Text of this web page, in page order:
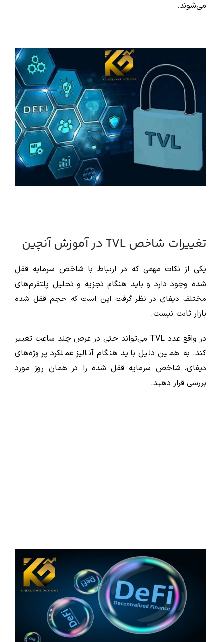
می‌شوند.
تغییرات شاخص TVL در آموزش آنچین
یکی از نکات مهمی که در ارتباط با شاخص سرمایه قفل
شده وجود دارد و باید هنگام تجزیه و تحلیل پلتفرم‌های
مختلف دیفای در نظر گرفت این است که حجم قفل شده
بازار ثابت نیست.
در واقع عدد TVL می‌تواند حتی در عرض چند ساعت تغییر
کند. به همین دلیل باید هنگام آنالیز عملکرد پروژه‌های
دیفای، شاخص سرمایه قفل شده را در همان روز مورد
بررسی قرار دهید.